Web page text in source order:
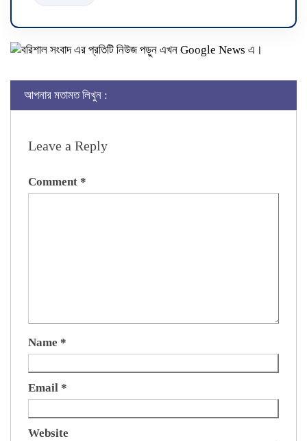
আপনার মতামত লিখুন :
Leave a Reply
Comment *
Name *
Email *
Website